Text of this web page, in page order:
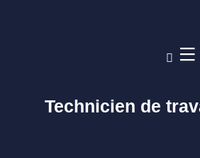
Technicien de